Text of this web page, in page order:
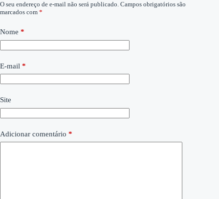
O seu endereço de e-mail não será publicado. Campos obrigatórios são
marcados com *
Nome *
E-mail *
Site
Adicionar comentário *